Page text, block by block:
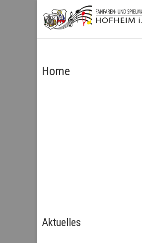
Fanfaren- und
Spielmannszug
Home
Aktuelles